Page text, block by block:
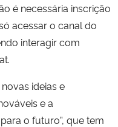
é necessária inscrição
acessar o canal do
interagir com
ideias e
e a
o futuro”, que tem